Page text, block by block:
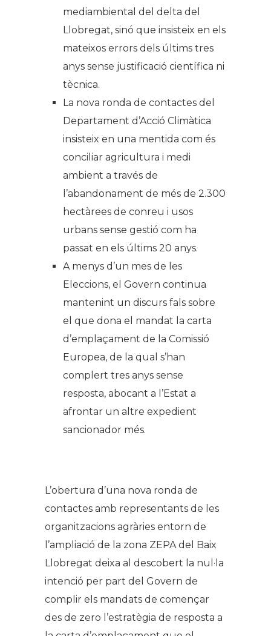
mediambiental del delta del
Llobregat, sinó que insisteix en els
mateixos errors dels últims tres
anys sense justificació científica ni
tècnica.
La nova ronda de contactes del
Departament d’Acció Climàtica
insisteix en una mentida com és
conciliar agricultura i medi
ambient a través de
l’abandonament de més de 2.300
hectàrees de conreu i usos
urbans sense gestió com ha
passat en els últims 20 anys.
A menys d’un mes de les
Eleccions, el Govern continua
mantenint un discurs fals sobre
el que dona el mandat la carta
d’emplaçament de la Comissió
Europea, de la qual s’han
complert tres anys sense
resposta, abocant a l’Estat a
afrontar un altre expedient
sancionador més.
L’obertura d’una nova ronda de
contactes amb representants de les
organitzacions agràries entorn de
l’ampliació de la zona ZEPA del Baix
Llobregat deixa al descobert la nul·la
intenció per part del Govern de
complir els mandats de començar
des de zero l’estratègia de resposta a